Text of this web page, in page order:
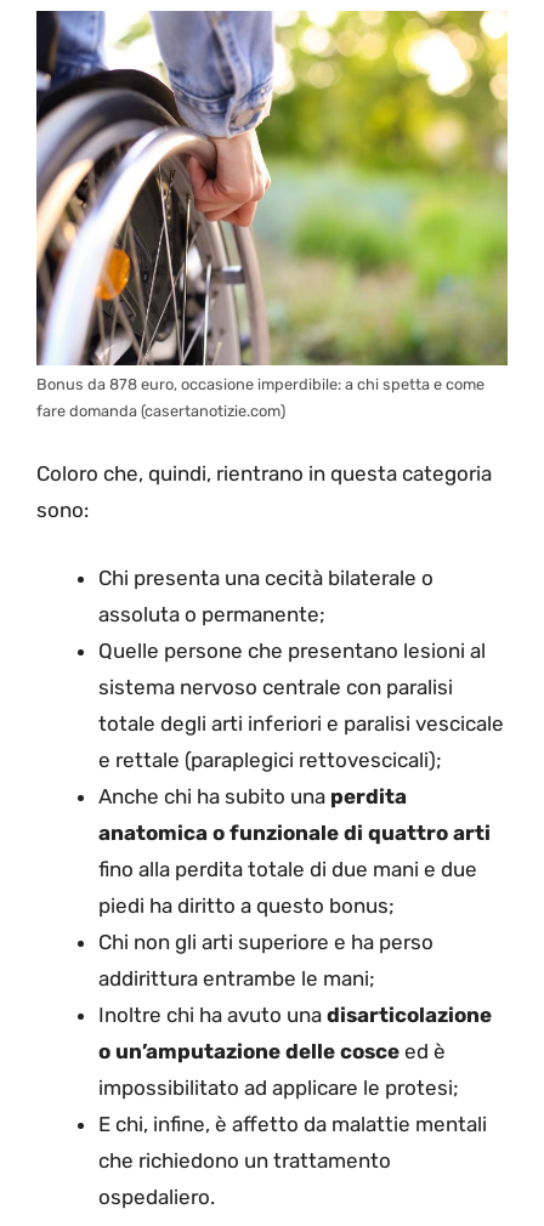
Bonus da 878 euro, occasione imperdibile: a chi spetta e come
fare domanda (casertanotizie.com)
Coloro che, quindi, rientrano in questa categoria
sono:
Chi presenta una cecità bilaterale o
assoluta o permanente;
Quelle persone che presentano lesioni al
sistema nervoso centrale con paralisi
totale degli arti inferiori e paralisi vescicale
e rettale (paraplegici rettovescicali);
Anche chi ha subito una perdita
anatomica o funzionale di quattro arti
fino alla perdita totale di due mani e due
piedi ha diritto a questo bonus;
Chi non gli arti superiore e ha perso
addirittura entrambe le mani;
Inoltre chi ha avuto una disarticolazione
o un’amputazione delle cosce ed è
impossibilitato ad applicare le protesi;
E chi, infine, è affetto da malattie mentali
che richiedono un trattamento
ospedaliero.